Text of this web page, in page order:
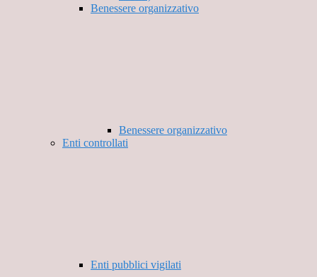
Benessere organizzativo
Benessere organizzativo
Enti controllati
Enti pubblici vigilati